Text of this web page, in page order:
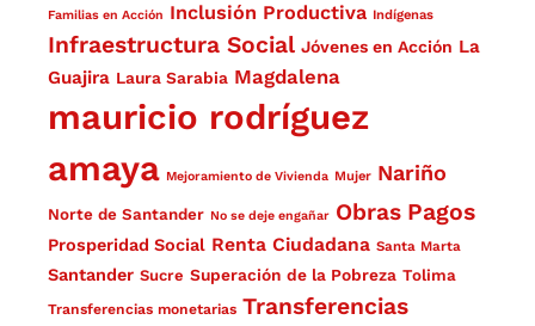
Familias en Acción Inclusión Productiva Indígenas
Infraestructura Social Jóvenes en Acción La
Guajira Laura Sarabia Magdalena
mauricio rodríguez
amaya Mejoramiento de Vivienda Mujer Nariño
Norte de Santander No se deje engañar Obras Pagos
Prosperidad Social Renta Ciudadana Santa Marta
Santander Sucre Superación de la Pobreza Tolima
Transferencias monetarias Transferencias